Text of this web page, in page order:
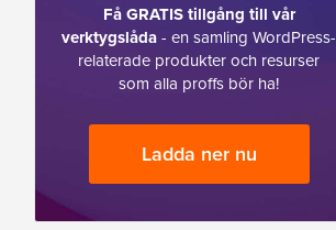
Få GRATIS tillgång till vår
verktygslåda- en samling WordPress-
relaterade produkter och resurser
som alla proffs bör ha!
Ladda ner nu